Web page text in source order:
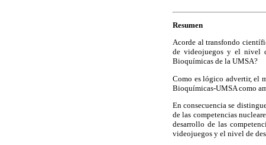
Resumen
Acorde al transfondo
de videojuegos y el nivel
Bioquímicas de la UMSA?
Como es lógico advertir, el
Bioquímicas-UMSA como
En consecuencia se
de las competencias
desarrollo de las
videojuegos y el nivel de